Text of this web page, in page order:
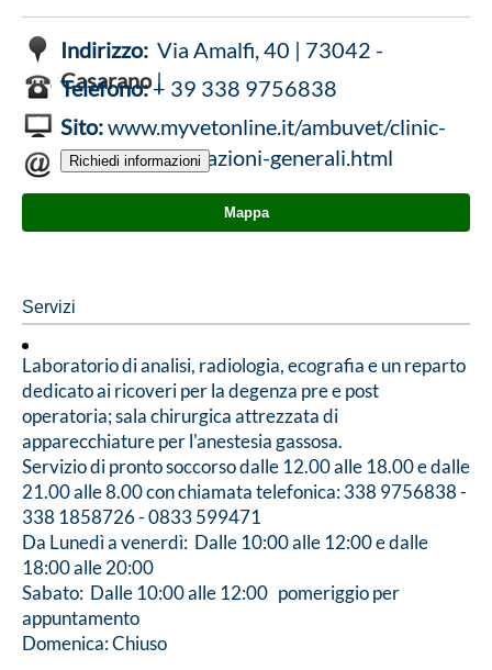
Indirizzo: Via Amalfi, 40 | 73042 -
Casarano|
Telefono: + 39 338 9756838
Sito:www.myvetonline.it/ambuvet/clinic-
sitemap-informazioni-generali.html
Mappa
Servizi
Laboratorio di analisi, radiologia, ecografia e un reparto
dedicato ai ricoveri per la degenza pre e post
operatoria; sala chirurgica attrezzata di
apparecchiature per l'anestesia gassosa.
Servizio di pronto soccorso dalle 12.00 alle 18.00 e dalle
21.00 alle 8.00 con chiamata telefonica: 338 9756838 -
338 1858726 - 0833 599471
Da Lunedì a venerdì: Dalle 10:00 alle 12:00 e dalle
18:00 alle 20:00
Sabato: Dalle 10:00 alle 12:00 pomeriggio per
appuntamento
Domenica: Chiuso